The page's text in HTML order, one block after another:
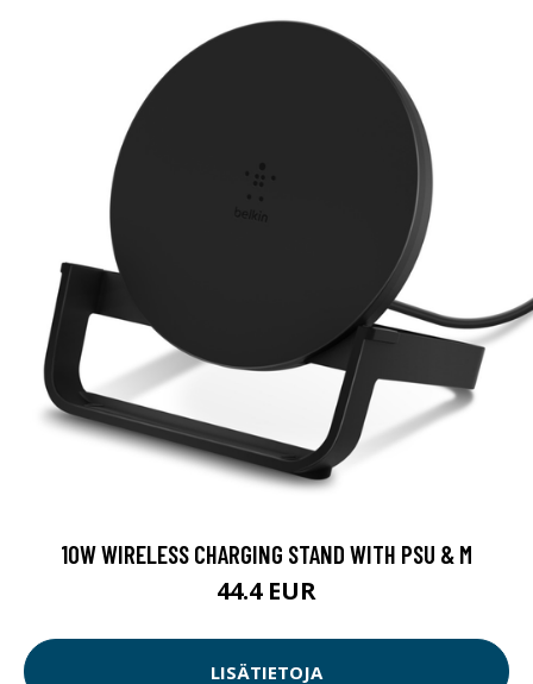
10W WIRELESS CHARGING STAND WITH PSU & M
44.4 EUR
LISÄTIETOJA